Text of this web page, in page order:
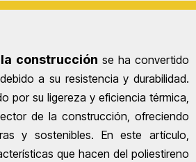
construcción se ha convertido
a su resistencia y durabilidad.
por su ligereza y eficiencia térmica,
de la construcción, ofreciendo
y sostenibles. En este artículo,
que hacen del poliestireno